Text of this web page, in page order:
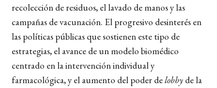
recolección de residuos, el lavado de manos y las
campañas de vacunación. El progresivo desinterés en
las políticas públicas que sostienen este tipo de
estrategias, el avance de un modelo biomédico
centrado en la intervención individual y
farmacológica, y el aumento del poder delobby de la